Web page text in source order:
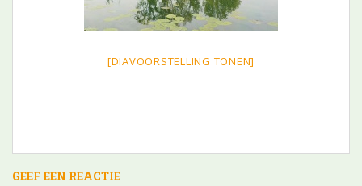
[DIAVOORSTELLING TONEN]
GEEF EEN REACTIE